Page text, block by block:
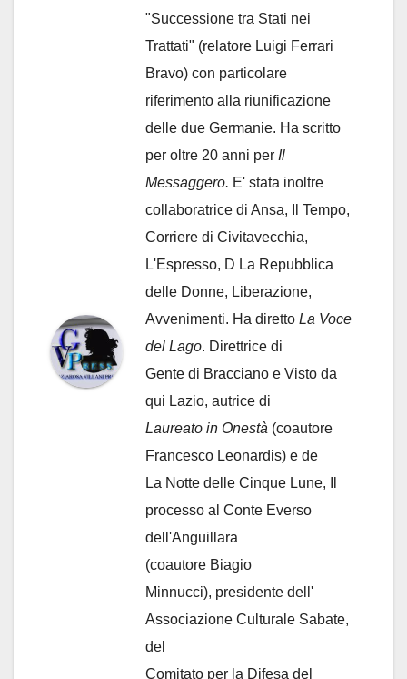
"Successione tra Stati nei
Trattati" (relatore Luigi Ferrari
Bravo) con particolare
riferimento alla riunificazione
delle due Germanie. Ha scritto
per oltre 20 anni per Il
Messaggero. E' stata inoltre
collaboratrice di Ansa, Il Tempo,
Corriere di Civitavecchia,
L'Espresso, D La Repubblica
delle Donne, Liberazione,
Avvenimenti. Ha diretto La Voce
del Lago. Direttrice di
Gente di Bracciano e Visto da
qui Lazio, autrice di
Laureato in Onestà (coautore
Francesco Leonardis) e de
La Notte delle Cinque Lune, Il
processo al Conte Everso
dell'Anguillara
(coautore Biagio
Minnucci), presidente dell'
Associazione Culturale Sabate,
del
Comitato per la Difesa del